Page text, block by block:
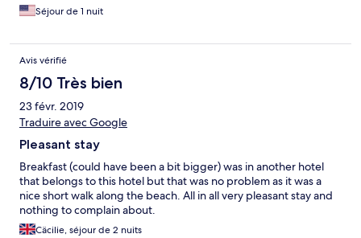
Séjour de 1 nuit
Avis vérifié
8/10 Très bien
23 févr. 2019
Traduire avec Google
Pleasant stay
Breakfast (could have been a bit bigger) was in another hotel
that belongs to this hotel but that was no problem as it was a
nice short walk along the beach. All in all very pleasant stay and
nothing to complain about.
Cäcilie, séjour de 2 nuits